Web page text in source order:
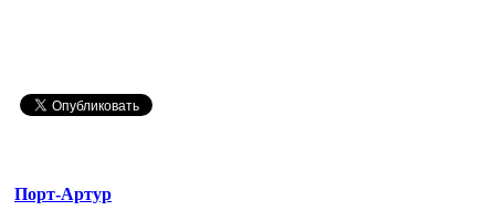
Порт-Артур